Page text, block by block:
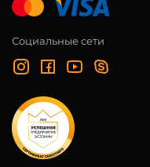
Социальные сети